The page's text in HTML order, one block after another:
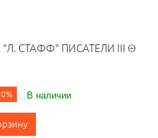
СТАФФ" ПИСАТЕЛИ III Θ
В наличии